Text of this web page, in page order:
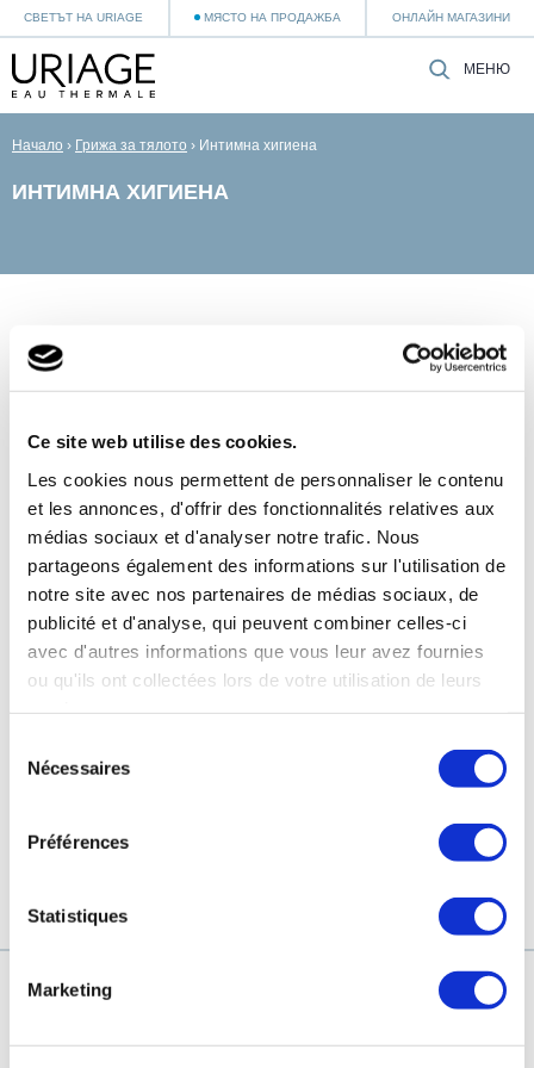
Ce site web utilise des cookies.
Les cookies nous permettent de personnaliser le contenu
et les annonces, d'offrir des fonctionnalités relatives aux
médias sociaux et d'analyser notre trafic. Nous
partageons également des informations sur l'utilisation de
notre site avec nos partenaires de médias sociaux, de
publicité et d'analyse, qui peuvent combiner celles-ci
avec d'autres informations que vous leur avez fournies
ou qu'ils ont collectées lors de votre utilisation de leurs
Nécessaires
Préférences
Statistiques
Marketing
СВЕТЪТ НА URIAGE МЯСТО НА ПРОДАЖБА ОНЛАЙН МАГАЗИНИ
МЕНЮ
Начало › Грижа за тялото › Интимна хигиена
ИНТИМНА ХИГИЕНА
GYN-8
(Раздразнена кожа)
GYN-PHY
(Чувствителна кожа)
URIAGE, ТЕРМАЛНАТА ВОДА НА ФРЕНСКИТЕ АЛПИ
АНГАЖИМЕНТИ FACEBOOK СТРАНИЦА